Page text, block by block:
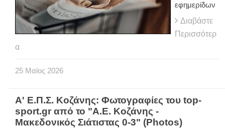
εφημερίδων
Διαβάστε
Περισσότερ
α
25 Μαϊος 2026
Α' Ε.Π.Σ. Κοζάνης: Φωτογραφίες του top-
sport.gr από το "Α.Ε. Κοζάνης -
Μακεδονικός Σιάτιστας 0-3" (Photos)